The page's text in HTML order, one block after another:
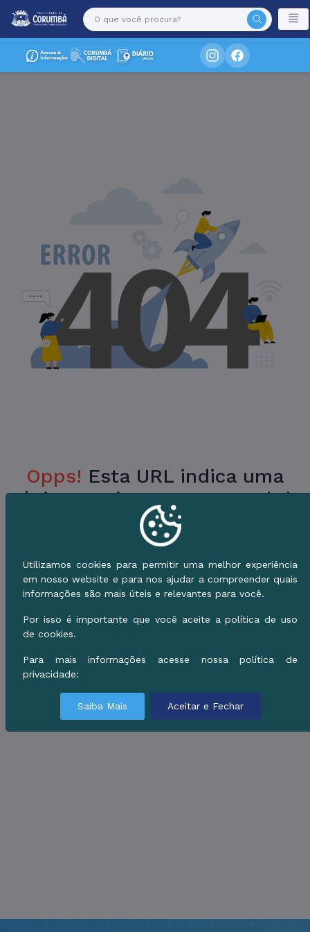
Opps! Esta URL indica uma
Página Inexistente no Portal da
Prefeitura.
Verifique a URL ou vá para o Início e use o
Menu de Serviços.
Utilizamos cookies para permitir uma melhor experiência
em nosso website e para nos ajudar a compreender quais
informações são mais úteis e relevantes para você.
Por isso é importante que você aceite a política de uso
de cookies.
Para mais informações acesse nossa política de
privacidade:
Saiba Mais Aceitar e Fechar